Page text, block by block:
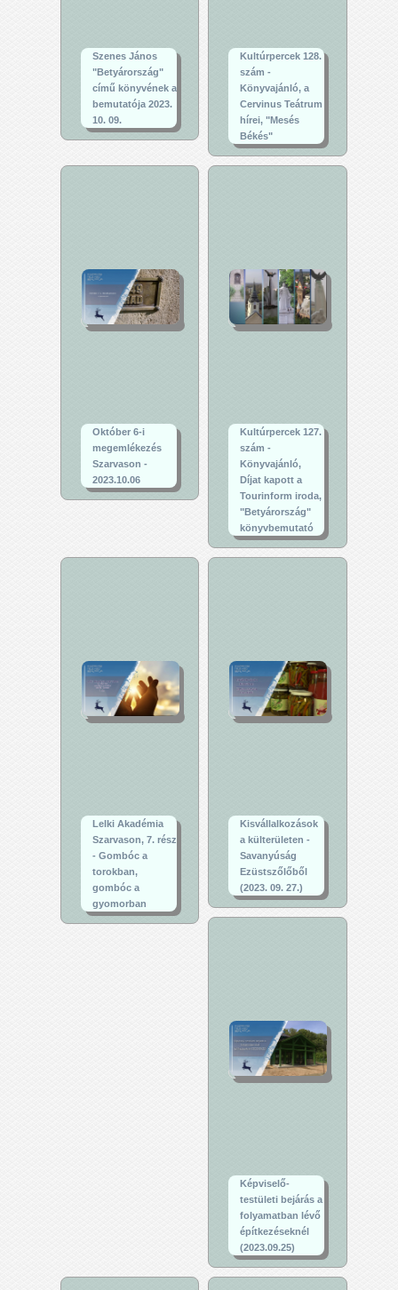
Szenes János
"Betyárország"
című könyvének a
bemutatója 2023.
10. 09.
Kultúrpercek 128.
szám -
Könyvajánló, a
Cervinus Teátrum
hírei, "Mesés
Békés"
Október 6-i
megemlékezés
Szarvason -
2023.10.06
Kultúrpercek 127.
szám -
Könyvajánló,
Díjat kapott a
Tourinform iroda,
"Betyárország"
könyvbemutató
Lelki Akadémia
Szarvason, 7. rész
- Gombóc a
torokban,
gombóc a
gyomorban
Kisvállalkozások
a külterületen -
Savanyúság
Ezüstszőlőből
(2023. 09. 27.)
Képviselő-
testületi bejárás a
folyamatban lévő
építkezéseknél
(2023.09.25)